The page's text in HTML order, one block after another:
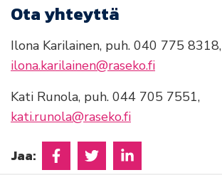
Ota yhteyttä
Ilona Karilainen, puh. 040 775 8318,
ilona.karilainen@raseko.fi
Kati Runola, puh. 044 705 7551,
kati.runola@raseko.fi
Jaa: Jaa Facebookissa
Jaa Twitterissä
Jaa Linkedinissä